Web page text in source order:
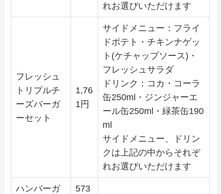
れお選びいただけます
フレッシュ
トリプルチ
ーズバーガ
ーセット
1,76
1円
サイドメニュー：フライ
ドポテト・チキンナゲッ
ト(ケチャップソース)・
フレッシュサラダ
ドリンク：コカ・コーラ
缶250ml・ジンジャーエ
ール缶250ml・緑茶缶190
ml
サイドメニュー、ドリン
クは上記の中からそれぞ
れお選びいただけます
ハンバーガ
573